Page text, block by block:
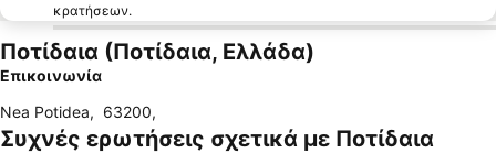
κρατήσεων.
Ποτίδαια (Ποτίδαια, Ελλάδα)
Επικοινωνία
Nea Potidea, 63200,
Συχνές ερωτήσεις σχετικά με Ποτίδαια